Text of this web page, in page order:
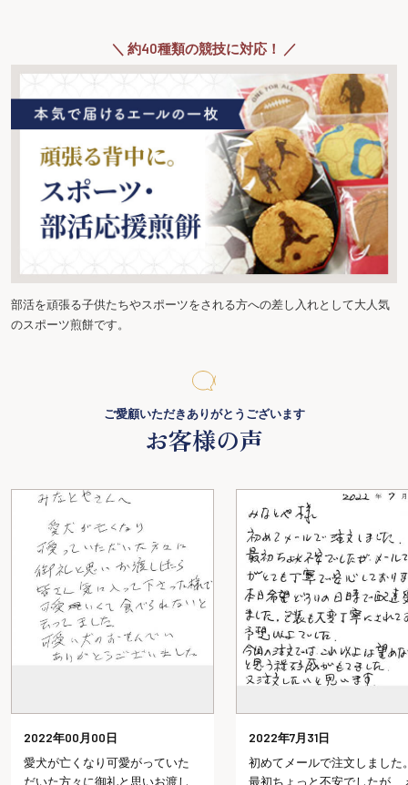
＼ 約40種類の競技に対応！ ／
部活を頑張る子供たちやスポーツをされる方への差し入れとして大人気
のスポーツ煎餅です。
ご愛顧いただきありがとうございます
お客様の声
2022年00月00日
愛犬が亡くなり可愛がっていた
だいた方々に御礼と思いお渡し
2022年7月31日
初めてメールで注文しました
最初ちょっと不安でしたが、